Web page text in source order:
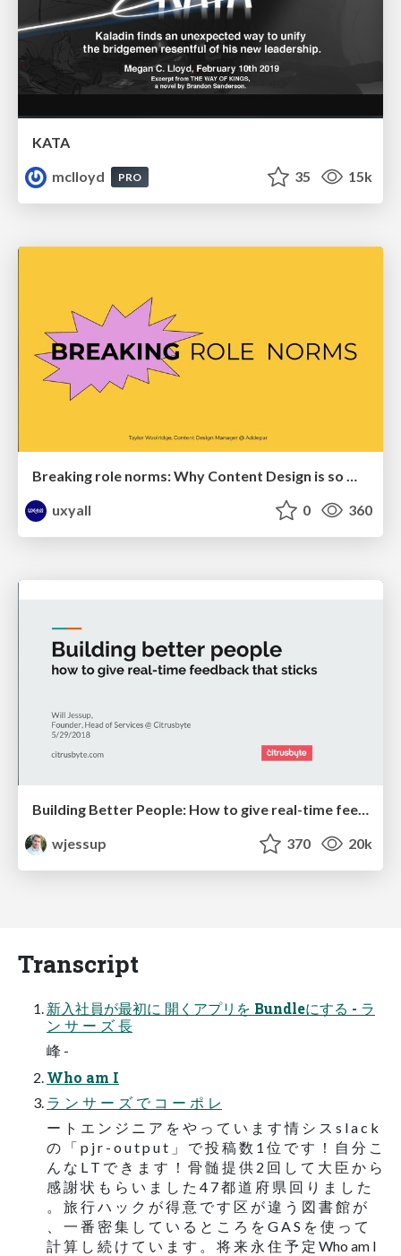
KATA
mclloyd
PRO 35 15k
Breaking role norms: Why Content Design is so much more than writing copy - Taylor Woolridge
uxyall
0 360
Building Better People: How to give real-time feedback that sticks.
wjessup
370 20k
Transcript
新入社員が最初に 開くアプリを Bundleにする - ラ
ン サ ー ズ 長
峰 -
Who am I
ラ ン サ ー ズ で コ ー ポ レ
ー ト エ ン ジ ニ ア を や っ て い ま す 情 シ ス s l a c k
の 「 p j r - o u t p u t 」 で 投 稿 数 1 位 で す ！ 自 分 こ
ん な L T で き ま す ！ 骨 髄 提 供 2 回 し て 大 臣 か ら
感 謝 状 も ら い ま し た 4 7 都 道 府 県 回 り ま し た
。 旅 行 ハ ッ ク が 得 意 で す 区 が 違 う 図 書 館 が
、 一 番 密 集 し て い る と こ ろ を G A S を 使 っ て
計 算 し 続 け て い ま す 。 将 来 永 住 予 定 Who am I